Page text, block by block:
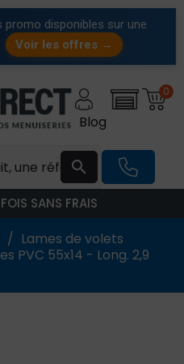
promo disponibles sur une
Voir les offres →

0
Blog
SANS FRAIS
Lames de volets
PVC 55x14 - Long. 2,9